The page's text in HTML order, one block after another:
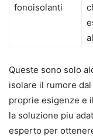
fonoisolanti
Queste sono solo
isolare il rumore
proprie esigenze e
la soluzione piu
esperto per